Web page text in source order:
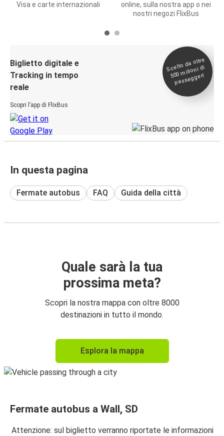
Visa e carte internazionali
online, sulla nostra app o nei
nostri negozi FlixBus
Biglietto digitale e
Tracking in tempo
reale
Scopri l’app di FlixBus
Scelto da oltre
500
milioni di
passeggeri
In questa pagina
Fermate autobus FAQ Guida della città
Quale sarà la tua
prossima meta?
Scopri la nostra mappa con oltre 8000
destinazioni in tutto il mondo.
Esplora la mappa
Fermate autobus a Wall, SD
Attenzione: sul biglietto verranno riportate le informazioni